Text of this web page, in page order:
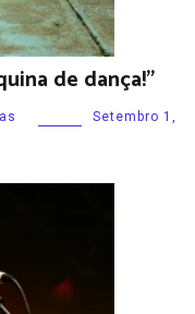
de dança!”
Setembro 1,